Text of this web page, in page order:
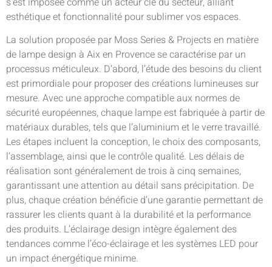
esthétique et fonctionnalité pour sublimer vos espaces.
La solution proposée par Moss Series & Projects en matière
de lampe design à Aix en Provence se caractérise par un
processus méticuleux. D’abord, l’étude des besoins du client
est primordiale pour proposer des créations lumineuses sur
mesure. Avec une approche compatible aux normes de
sécurité européennes, chaque lampe est fabriquée à partir de
matériaux durables, tels que l’aluminium et le verre travaillé.
Les étapes incluent la conception, le choix des composants,
l’assemblage, ainsi que le contrôle qualité. Les délais de
réalisation sont généralement de trois à cinq semaines,
garantissant une attention au détail sans précipitation. De
plus, chaque création bénéficie d’une garantie permettant de
rassurer les clients quant à la durabilité et la performance
des produits. L’éclairage design intègre également des
tendances comme l’éco-éclairage et les systèmes LED pour
un impact énergétique minime.